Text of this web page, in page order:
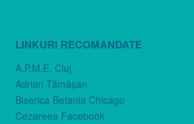
LINKURI RECOMANDATE
A.P.M.E. Cluj
Adrian Tămăşan
Biserica Betania Chicago
Cezareea Facebook